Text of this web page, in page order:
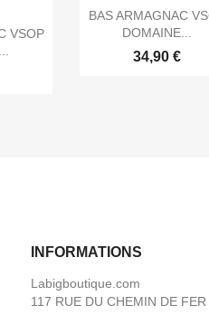
VSOP
 Aperçu
BAS ARMAGNAC
DOMAINE...
34,90 €
INFORMATIONS
Labigboutique.com
117 RUE DU CHEMIN DE FER